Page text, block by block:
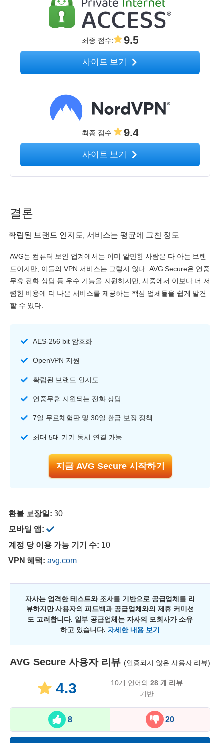
최종 점수: 9.5
사이트 보기
최종 점수: 9.4
사이트 보기
결론
확립된 브랜드 인지도, 서비스는 평균에 그친 정도
AVG는 컴퓨터 보안 업계에서는 이미 알만한 사람은 다 아는 브랜
드이지만, 이들의 VPN 서비스는 그렇지 않다. AVG Secure은 연중
무휴 전화 상담 등 우수 기능을 지원하지만, 시중에서 이보다 더 저
렴한 비용에 더 나은 서비스를 제공하는 핵심 업체들을 쉽게 발견
할 수 있다.
AES-256 bit 암호화
OpenVPN 지원
확립된 브랜드 인지도
연중무휴 지원되는 전화 상담
7일 무료체험판 및 30일 환급 보장 정책
최대 5대 기기 동시 연결 가능
지금 AVG Secure 시작하기
환불 보장일: 30
모바일 앱:
계정 당 이용 가능 기기 수: 10
VPN 혜택: avg.com
자사는 엄격한 테스트와 조사를 기반으로 공급업체를 리
뷰하지만 사용자의 피드백과 공급업체와의 제휴 커미션
도 고려합니다. 일부 공급업체는 자사의 모회사가 소유
하고 있습니다. 자세한 내용 보기
AVG Secure 사용자 리뷰 (인증되지 않은 사용자 리뷰)
4.3 10개 언어의28 개 리뷰
기반
8 20